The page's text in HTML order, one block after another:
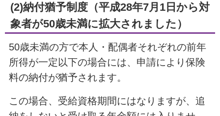
(2)納付猶予制度（平成28年7月1日から対
象者が50歳未満に拡大されました）
50歳未満の方で本人・配偶者それぞれの前年
所得が一定以下の場合には、申請により保険
料の納付が猶予されます。
この場合、受給資格期間にはなりますが、追